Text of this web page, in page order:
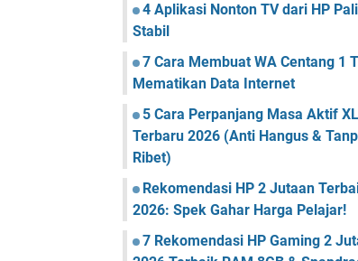
4 Aplikasi Nonton TV dari HP
Stabil
7 Cara Membuat WA Centang 1
Mematikan Data Internet
5 Cara Perpanjang Masa Aktif XL
Terbaru 2026 (Anti Hangus &
Ribet)
Rekomendasi HP 2 Jutaan
2026: Spek Gahar Harga Pelajar!
7 Rekomendasi HP Gaming 2